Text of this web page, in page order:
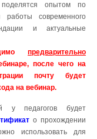
опытом по
работы современного
и актуальные
предварительно
после чего на
почту будет
на вебинар.
у педагогов будет
о прохождении
использовать для